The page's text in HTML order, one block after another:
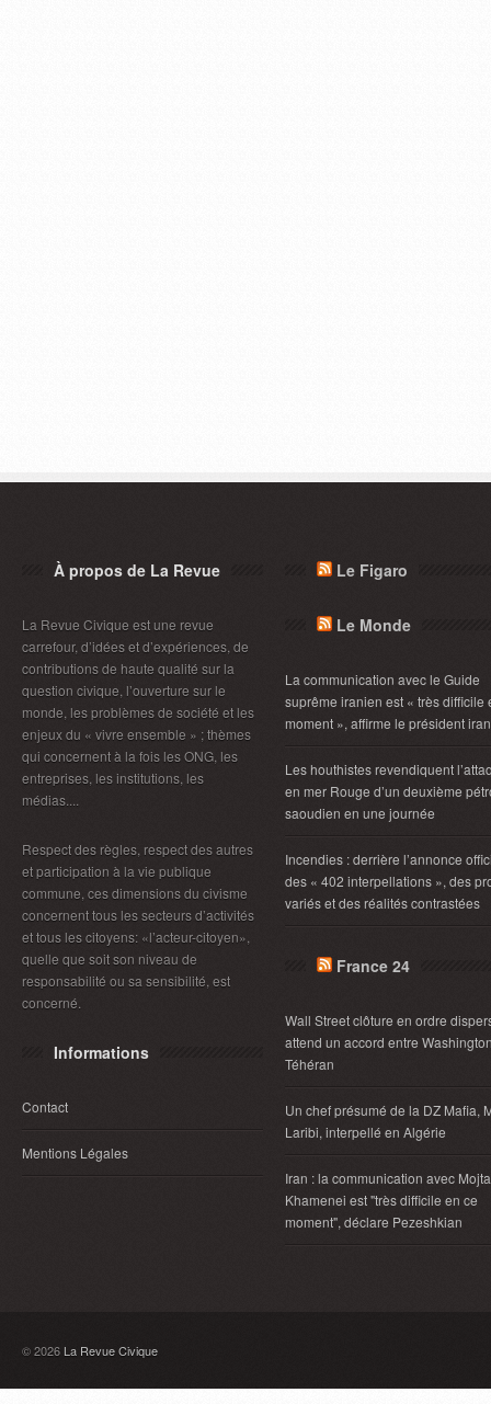
À propos de La Revue
La Revue Civique est une revue
carrefour, d’idées et d’expériences, de
contributions de haute qualité sur la
question civique, l’ouverture sur le
monde, les problèmes de société et les
enjeux du « vivre ensemble » ; thèmes
qui concernent à la fois les ONG, les
entreprises, les institutions, les
médias....
Respect des règles, respect des autres
et participation à la vie publique
commune, ces dimensions du civisme
concernent tous les secteurs d’activités
et tous les citoyens: «l’acteur-citoyen»,
quelle que soit son niveau de
responsabilité ou sa sensibilité, est
concerné.
Informations
Contact
Mentions Légales
Le Figaro
Le Monde
La communication avec le Guide
suprême iranien est « très difficile
moment », affirme le président
Les houthistes revendiquent
en mer Rouge d’un deuxième
saoudien en une journée
Incendies : derrière l’annonce
des « 402 interpellations », des
variés et des réalités contrastées
France 24
Wall Street clôture en ordre
attend un accord entre
Téhéran
Un chef présumé de la DZ Mafia,
Laribi, interpellé en Algérie
Iran : la communication avec
Khamenei est "très difficile en ce
moment", déclare Pezeshkian
© 2026 La Revue Civique